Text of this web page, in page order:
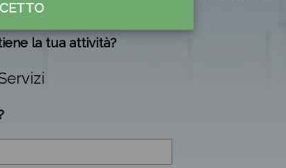
la tua attività?